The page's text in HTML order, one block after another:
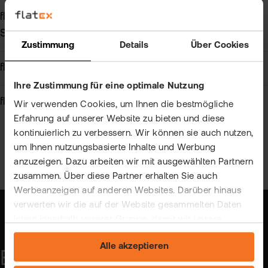
Zustimmung Details Über Cookies
Ihre Zustimmung für eine optimale Nutzung
Wir verwenden Cookies, um Ihnen die bestmögliche
Erfahrung auf unserer Website zu bieten und diese
kontinuierlich zu verbessern. Wir können sie auch nutzen,
um Ihnen nutzungsbasierte Inhalte und Werbung
anzuzeigen. Dazu arbeiten wir mit ausgewählten Partnern
zusammen. Über diese Partner erhalten Sie auch
Werbeanzeigen auf anderen Websites. Darüber hinaus
verwerten wir die auf der Website gesammelten Daten
eigenen Angebote verbessern und Ihnen
maßgeschneiderte Werbung zeigen können. Sie können
Ihre freiwillige Einwilligung jederzeit widerrufen. Weitere
Alle akzeptieren
flatex Online Seminare und
Seminare
flatex Morning News
flatex Börsen-Roadshows Kostenlos
Entdecken Sie unsere